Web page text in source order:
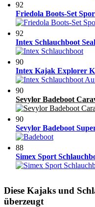
92
Friedola Boots-Set
92
Intex Schlauchboot
90
Intex Kajak Explorer
90
Sevylor Badeboot
90
Sevylor Badeboot
88
Simex Sport
Diese Kajaks und
überzeugt